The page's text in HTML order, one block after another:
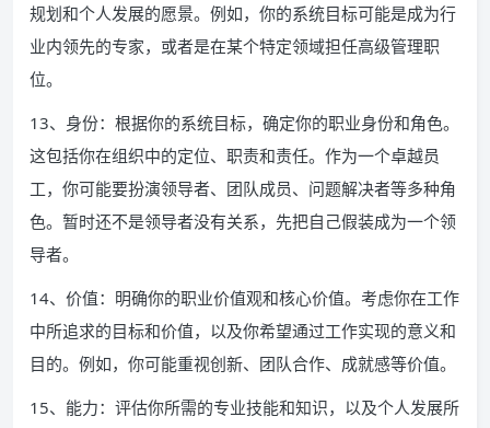
规划和个人发展的愿景。例如，你的系统目标可能是成为行
业内领先的专家，或者是在某个特定领域担任高级管理职
位。
13、身份：根据你的系统目标，确定你的职业身份和角色。
这包括你在组织中的定位、职责和责任。作为一个卓越员
工，你可能要扮演领导者、团队成员、问题解决者等多种角
色。暂时还不是领导者没有关系，先把自己假装成为一个领
导者。
14、价值：明确你的职业价值观和核心价值。考虑你在工作
中所追求的目标和价值，以及你希望通过工作实现的意义和
目的。例如，你可能重视创新、团队合作、成就感等价值。
15、能力：评估你所需的专业技能和知识，以及个人发展所